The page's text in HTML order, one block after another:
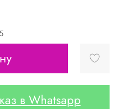
в Whatsapp